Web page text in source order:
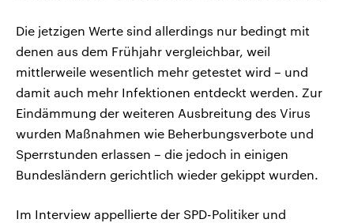
Die jetzigen Werte sind allerdings nur bedingt mit
denen aus dem Frühjahr vergleichbar, weil
mittlerweile wesentlich mehr getestet wird – und
damit auch mehr Infektionen entdeckt werden. Zur
Eindämmung der weiteren Ausbreitung des Virus
wurden Maßnahmen wie Beherbungsverbote und
Sperrstunden erlassen – die jedoch in einigen
Bundesländern gerichtlich wieder gekippt wurden.
Im Interview appellierte der SPD-Politiker und